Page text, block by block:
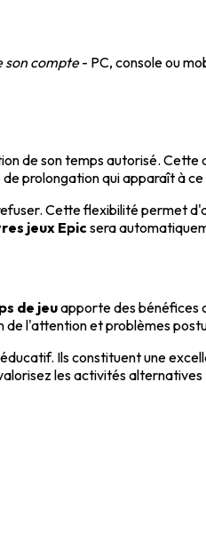
son compte- PC, console ou
de son temps autorisé.
prolongation qui apparaît à
Cette flexibilité permet
jeux Epicsera
de jeuapporte des bénéfices
de l'attention et problèmes
Ils constituent une
les activités